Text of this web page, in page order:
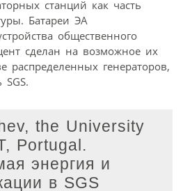
станций как часть
Батареи ЭА
общественного
сделан на возможное их
распределенных генераторов,
the University
Portugal.
энергия и
в SGS